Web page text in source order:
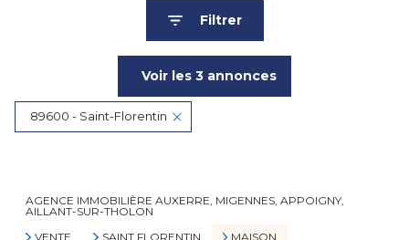
Filtrer
Voir les 3 annonces
89600 - Saint-Florentin
AGENCE IMMOBILIÈRE AUXERRE, MIGENNES, APPOIGNY,
AILLANT-SUR-THOLON
VENTE
SAINT FLORENTIN MAISON